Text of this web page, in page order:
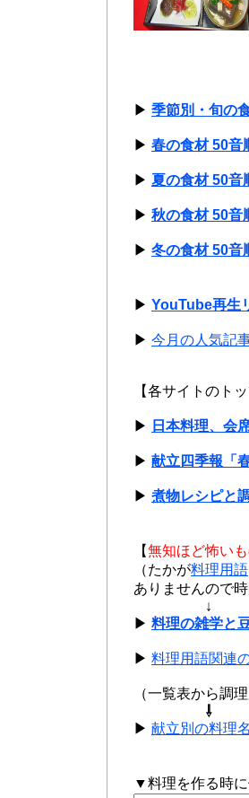
▶ 季節別・旬の
▶ 春の食材 50音
▶ 夏の食材 50音
▶ 秋の食材 50音
▶ 冬の食材 50音
▶ YouTube再生
▶ 今月の人気記
【各サイトのト
▶ 日本料理、会
▶ 献立四季報「
▶ 煮物レシピと
【無知ほど怖い
（たかが料理用語
ありませんので
↓
▶ 料理の雑学と
▶ 料理用語関連
（一覧表から調
⇩
▶ 献立別の料理
▼料理を作る時